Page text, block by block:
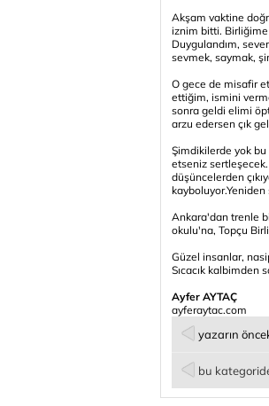
Akşam vaktine
iznim bitti.
Duygulandım,
sevmek, saymak,
O gece de misafir
ettiğim, ismini
sonra geldi elimi
arzu edersen çık
Şimdikilerde yok bu
etseniz sertleşecek.
düşüncelerden
kayboluyor.Yeniden
Ankara'dan trenle
okulu'na, Topçu
Güzel insanlar,
Sıcacık kalbimden
Ayfer AYTAÇ
ayferaytac.com
yazarın
bu